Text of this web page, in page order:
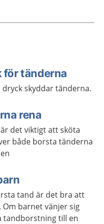
för tänderna
skyddar tänderna.
rena
det viktigt att sköta
både borsta tänderna
tand är det bra att
barnet vänjer sig
tandborstning till en